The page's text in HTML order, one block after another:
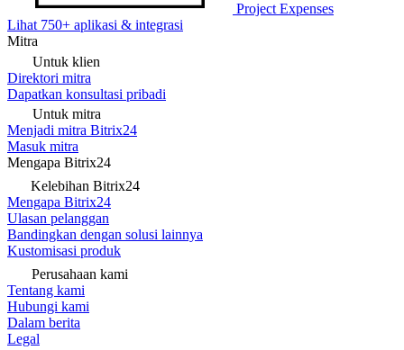
Project Expenses
Lihat 750+ aplikasi & integrasi
Mitra
Untuk klien
Direktori mitra
Dapatkan konsultasi pribadi
Untuk mitra
Menjadi mitra Bitrix24
Masuk mitra
Mengapa Bitrix24
Kelebihan Bitrix24
Mengapa Bitrix24
Ulasan pelanggan
Bandingkan dengan solusi lainnya
Kustomisasi produk
Perusahaan kami
Tentang kami
Hubungi kami
Dalam berita
Legal